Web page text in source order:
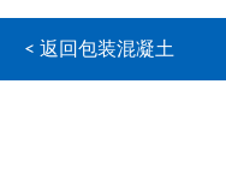
< 返回包装混凝土